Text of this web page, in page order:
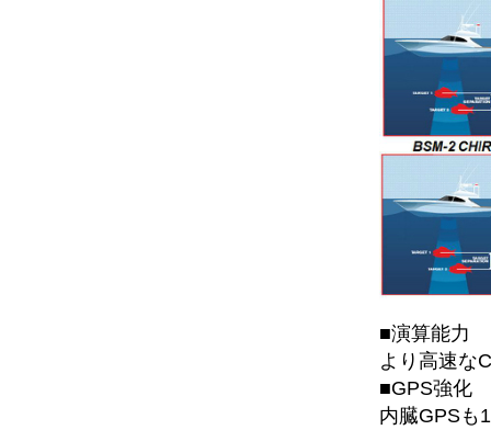
■演算能力
より高速
■GPS強化
内臓GPSも